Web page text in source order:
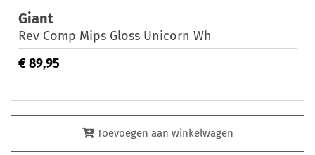
Giant
Rev Comp Mips Gloss Unicorn Wh
€ 89,95
Toevoegen aan winkelwagen